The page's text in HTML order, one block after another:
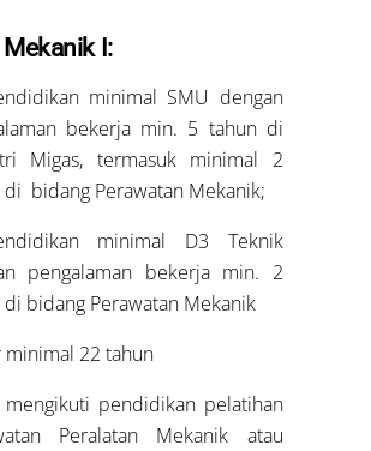
I:
minimal SMU dengan
bekerja min. 5 tahun di
Migas, termasuk minimal 2
di bidang Perawatan Mekanik;
minimal D3 Teknik
pengalaman bekerja min. 2
bidang Perawatan Mekanik
minimal 22 tahun
mengikuti pendidikan pelatihan
Peralatan Mekanik atau